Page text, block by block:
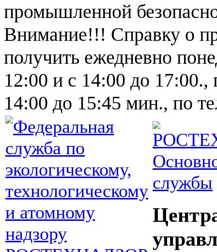
промышленной
Внимание!!! Справку о
получить ежедневно
12:00 и с 14:00 до 17:00.,
14:00 до 15:45 мин., по
службы